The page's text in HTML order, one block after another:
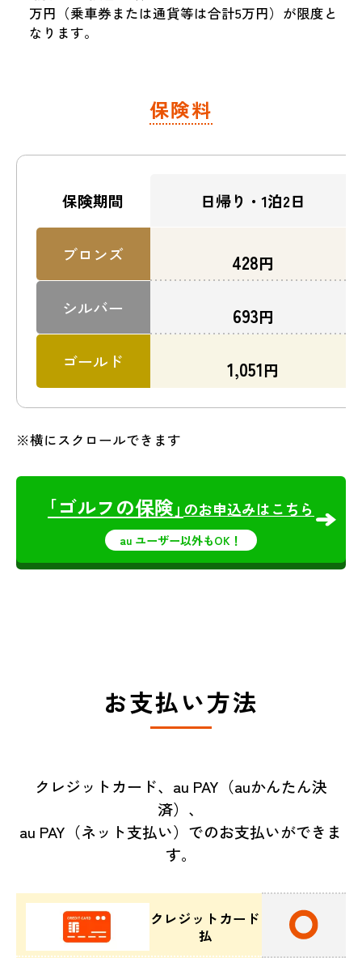
万円（乗車券または通貨等は合計5万円）が限度と
なります。
保険料
保険期間
ブロンズ
シルバー
ゴールド
日帰り・1泊2日
428円
693円
1,051円
※横にスクロールできます
｢ゴルフの保険｣ のお申込みはこちら
au ユーザー以外もOK！
お支払い方法
クレジットカード、au PAY（auかんたん決
済）、
au PAY（ネット支払い）でのお支払いができま
す。
クレジットカード
払